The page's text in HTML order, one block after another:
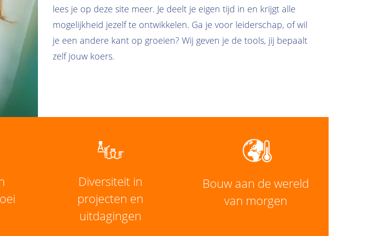
lees je op deze site meer. Je deelt je eigen tijd in en krijgt alle
mogelijkheid jezelf te ontwikkelen. Ga je voor leiderschap, of wil
je een andere kant op groeien? Wij geven je de tools, jij bepaalt
zelf jouw koers.
Diversiteit in
projecten en
uitdagingen
Bouw aan de wereld
van morgen